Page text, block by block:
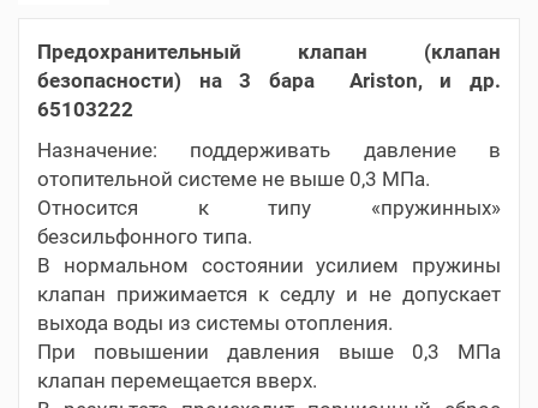
Предохранительный клапан (клапан
безопасности) на 3 бара Ariston, и др.
65103222
Назначение: поддерживать давление в
отопительной системе не выше 0,3 МПа.
Относится к типу «пружинных»
безсильфонного типа.
В нормальном состоянии усилием пружины
клапан прижимается к седлу и не допускает
выхода воды из системы отопления.
При повышении давления выше 0,3 МПа
клапан перемещается вверх.